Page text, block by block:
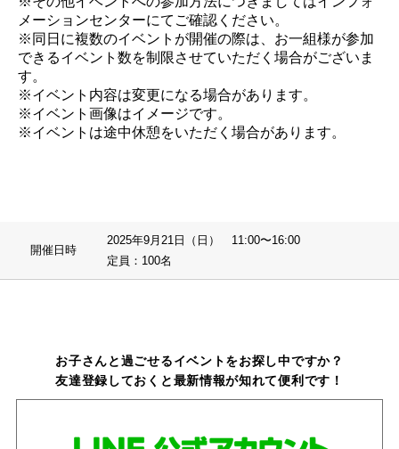
メーションセンターにてご確認ください。
※同日に複数のイベントが開催の際は、お一組様が参加
できるイベント数を制限させていただく場合がございま
す。
※イベント内容は変更になる場合があります。
※イベント画像はイメージです。
※イベントは途中休憩をいただく場合があります。
開催日時
2025年9月21日（日） 11:00〜16:00
定員：100名
お子さんと過ごせるイベントをお探し中ですか？
友達登録しておくと最新情報が知れて便利です！